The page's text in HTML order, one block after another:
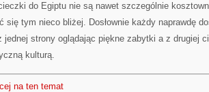
do Egiptu nie są nawet szczególnie
się tym nieco bliżej. Dosłownie każdy naprawdę
jednej strony oglądając piękne zabytki a z drugiej
kulturą.
na ten temat